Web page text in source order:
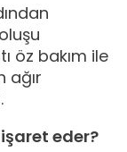
öz bakım ile
ağır
eder?